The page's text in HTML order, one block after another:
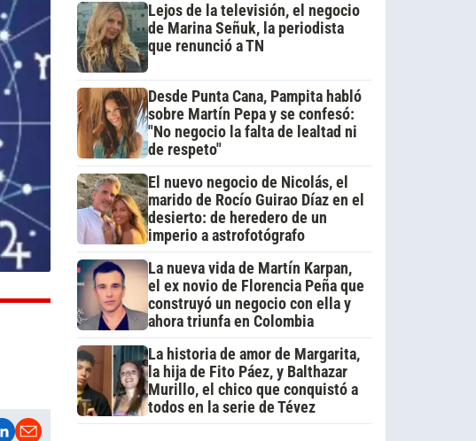
Lejos de la televisión, el negocio
de Marina Señuk, la periodista
que renunció a TN
Desde Punta Cana, Pampita habló
sobre Martín Pepa y se confesó:
"No negocio la falta de lealtad ni
de respeto"
El nuevo negocio de Nicolás, el
marido de Rocío Guirao Díaz en el
desierto: de heredero de un
imperio a astrofotógrafo
La nueva vida de Martín Karpan,
el ex novio de Florencia Peña que
construyó un negocio con ella y
ahora triunfa en Colombia
La historia de amor de Margarita,
la hija de Fito Páez, y Balthazar
Murillo, el chico que conquistó a
todos en la serie de Tévez